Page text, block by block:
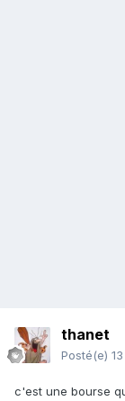
thanet
Posté(e)
c'est une bourse